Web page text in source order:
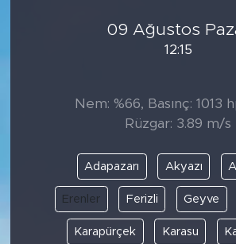
09 Ağustos
12:15
Nem: %66, Basınç: 1013
Rüzgar: 3.89 m/s
Adapazarı Akyazı
Erenler Ferizli Geyve
Karapürçek Karasu